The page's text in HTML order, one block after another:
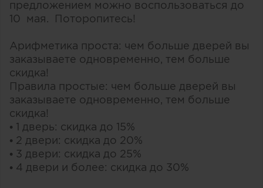
предложением можно воспользоваться до
10 мая. Поторопитесь!
Арифметика проста: чем больше дверей вы
заказываете одновременно, тем больше
скидка!
Правила простые: чем больше дверей вы
заказываете одновременно, тем больше
скидка!
• 1 дверь: скидка до 15%
• 2 двери: скидка до 20%
• 3 двери: скидка до 25%
• 4 двери и более: скидка до 30%